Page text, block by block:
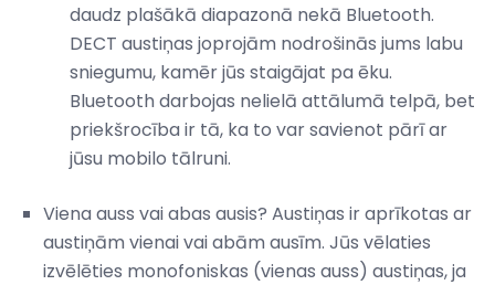
daudz plašākā diapazonā nekā Bluetooth.
DECT austiņas joprojām nodrošinās jums labu
sniegumu, kamēr jūs staigājat pa ēku.
Bluetooth darbojas nelielā attālumā telpā, bet
priekšrocība ir tā, ka to var savienot pārī ar
jūsu mobilo tālruni.
Viena auss vai abas ausis? Austiņas ir aprīkotas ar
austiņām vienai vai abām ausīm. Jūs vēlaties
izvēlēties monofoniskas (vienas auss) austiņas, ja